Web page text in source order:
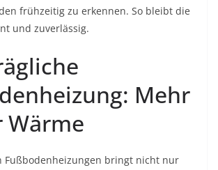
frühzeitig zu erkennen. So bleibt die
und zuverlässig.
Mehr
Wärme
Fußbodenheizungen bringt nicht nur